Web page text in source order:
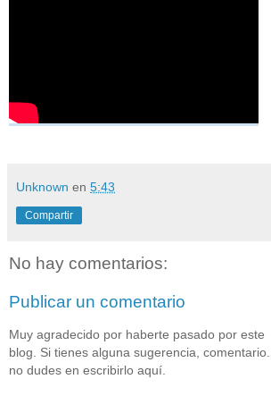
Unknown en 5:43
Compartir
No hay comentarios:
Publicar un comentario
Muy agradecido por haberte pasado por este
blog. Si tienes alguna sugerencia, comentario...
no dudes en escribirlo aquí.